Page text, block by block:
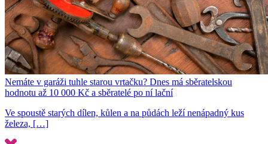
Nemáte v garáži tuhle starou vrtačku? Dnes má sběratelskou
hodnotu až 10 000 Kč a sběratelé po ní lační
Ve spoustě starých dílen, kůlen a na půdách leží nenápadný kus
železa, […]